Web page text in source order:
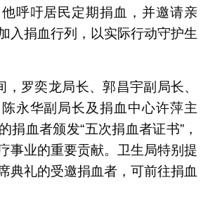
呼吁居民定期捐血，并邀请亲
入捐血行列，以实际行动守护生
，罗奕龙局长、郭昌宇副局长、
永华副局长及捐血中心许萍主
捐血者颁发“五次捐血者证书”，
事业的重要贡献。卫生局特别提
典礼的受邀捐血者，可前往捐血